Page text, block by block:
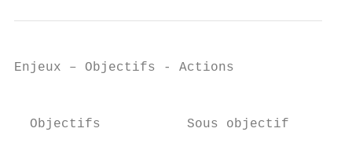
Enjeux – Objectifs - Actions
  Objectifs           Sous objectif